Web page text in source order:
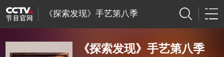
《探索发现》手艺第八季
《探索发现》手艺第八季